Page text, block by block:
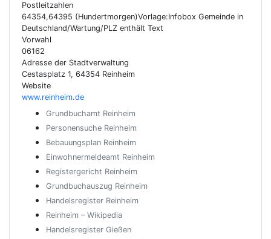
Postleitzahlen
64354,64395 (Hundertmorgen)Vorlage:Infobox Gemeinde in
Deutschland/Wartung/PLZ enthält Text
Vorwahl
06162
Adresse der Stadtverwaltung
Cestasplatz 1, 64354 Reinheim
Website
www.reinheim.de
Grundbuchamt Reinheim
Personensuche Reinheim
Bebauungsplan Reinheim
Einwohnermeldeamt Reinheim
Registergericht Reinheim
Grundbuchauszug Reinheim
Handelsregister Reinheim
Reinheim – Wikipedia
Handelsregister Gießen